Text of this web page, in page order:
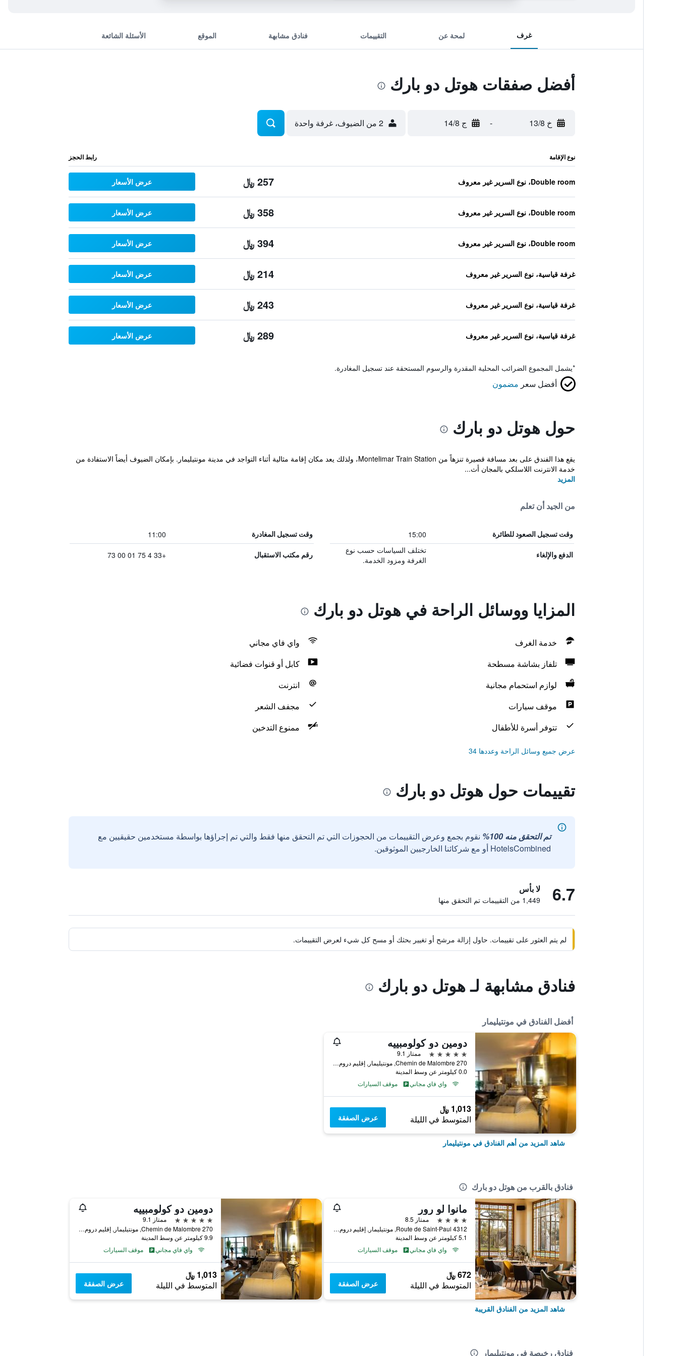
غرف لمحة عن التقييمات فنادق مشابهة الموقع الأسئلة الشائعة
أفضل صفقات هوتل دو بارك
خ 13/8 - ج 14/8 2 من الضيوف، غرفة واحدة
نوع الإقامة رابط الحجز
Double room، نوع السرير غير معروف 257 ﷼ عرض الأسعار
Double room، نوع السرير غير معروف 358 ﷼ عرض الأسعار
Double room، نوع السرير غير معروف 394 ﷼ عرض الأسعار
غرفة قياسية، نوع السرير غير معروف 214 ﷼ عرض الأسعار
غرفة قياسية، نوع السرير غير معروف 243 ﷼ عرض الأسعار
غرفة قياسية، نوع السرير غير معروف 289 ﷼ عرض الأسعار
*يشمل المجموع الضرائب المحلية المقدرة والرسوم المستحقة عند تسجيل المغادرة.
أفضل سعر مضمون
حول هوتل دو بارك
يقع هذا الفندق على بعد مسافة قصيرة تنزهاً من Montelimar Train Station، ولذلك يعد مكان إقامة مثالية أثناء التواجد في مدينة مونتيليمار. بإمكان الضيوف أيضاً الاستفادة من
خدمة الانترنت اللاسلكي بالمجان أث...
المزيد
من الجيد أن تعلم
وقت تسجيل الصعود للطائرة 15:00 وقت تسجيل المغادرة 11:00
الدفع والإلغاء
تختلف السياسات حسب نوع
الغرفة ومزود الخدمة.
رقم مكتب الاستقبال +33 4 75 01 00 73
المزايا ووسائل الراحة في هوتل دو بارك
خدمة الغرف
واي فاي مجاني
تلفاز بشاشة مسطحة
كابل أو قنوات فضائية
لوازم استحمام مجانية
انترنت
موقف سيارات
مجفف الشعر
تتوفر أسرة للأطفال
ممنوع التدخين
عرض جميع وسائل الراحة وعددها 34
تقييمات حول هوتل دو بارك
تم التحقق منه 100%
نقوم بجمع وعرض التقييمات من الحجوزات التي تم التحقق منها فقط والتي تم إجراؤها بواسطة مستخدمين حقيقيين مع
HotelsCombined أو مع شركائنا الخارجيين الموثوقين.
6.7 لا بأس
1,449 من التقييمات تم التحقق منها
لم يتم العثور على تقييمات. حاول إزالة مرشح أو تغيير بحثك أو مسح كل شيء لعرض التقييمات.
فنادق مشابهة لـ هوتل دو بارك
أفضل الفنادق في مونتيليمار
دومين دو كولومبييه
5 نجوم
ممتاز 9.1
270 Chemin de Malombre, مونتيليمار, إقليم دروم, فرنسا
0.0 كيلومتر عن وسط المدينة
واي فاي مجاني
موقف السيارات
1,013 ﷼
المتوسط في الليلة عرض الصفقة
شاهد المزيد من أهم الفنادق في مونتيليمار
فنادق بالقرب من هوتل دو بارك
مانوا لو رور
4 نجوم
ممتاز 8.5
4312 Route de Saint-Paul, مونتيليمار, إقليم دروم, فرنسا
5.1 كيلومتر عن وسط المدينة
واي فاي مجاني
موقف السيارات
672 ﷼
المتوسط في الليلة عرض الصفقة
دومين دو كولومبييه
5 نجوم
ممتاز 9.1
270 Chemin de Malombre, مونتيليمار, إقليم دروم, فرنسا
9.9 كيلومتر عن وسط المدينة
واي فاي مجاني
موقف السيارات
1,013 ﷼
المتوسط في الليلة عرض الصفقة
شاهد المزيد من الفنادق القريبة
فنادق رخيصة في مونتيليمار